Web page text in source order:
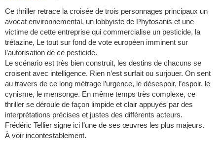
Ce thriller retrace la croisée de trois personnages principaux un
avocat environnemental, un lobbyiste de Phytosanis et une
victime de cette entreprise qui commercialise un pesticide, la
trétazine, Le tout sur fond de vote européen imminent sur
l’autorisation de ce pesticide.
Le scénario est très bien construit, les destins de chacuns se
croisent avec intelligence. Rien n’est surfait ou surjouer. On sent
au travers de ce long métrage l’urgence, le désespoir, l’espoir, le
cynisme, le mensonge. En même temps très complexe, ce
thriller se déroule de façon limpide et clair appuyés par des
interprétations précises et justes des différents acteurs.
Frédéric Tellier signe ici l’une de ses œuvres les plus majeurs.
À voir incontestablement.